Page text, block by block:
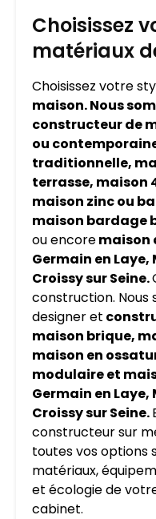
Choisissez
matériaux
Choisissez votre
maison. Nous
constructeur de
ou
traditionnelle,
terrasse, maison
maison zinc ou
maison bardage
ou encoremaison
Germain en
Croissy sur Seine.
construction. Nous
designer et
maison brique,
maison en
modulaire et
Germain en
Croissy sur Seine.
constructeur sur
toutes vos options
matériaux,
et écologie de
cabinet.